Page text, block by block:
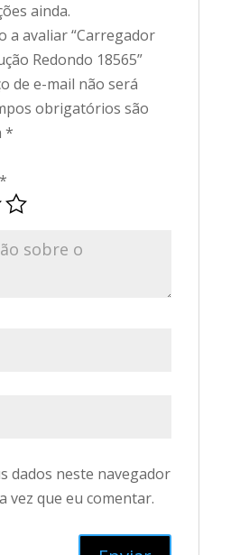
ainda.
a avaliar “Carregador
Redondo 18565”
de e-mail não será
obrigatórios são
*
*
dados neste navegador
vez que eu comentar.